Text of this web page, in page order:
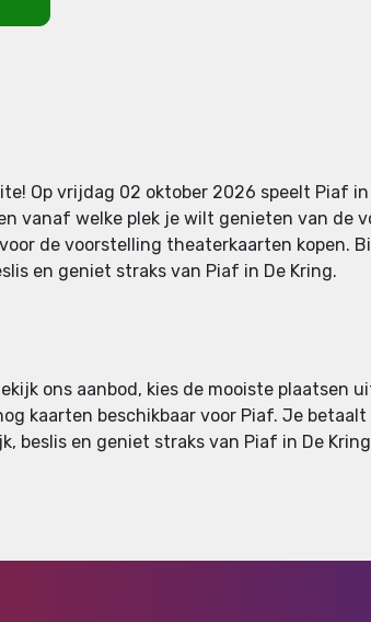
Op vrijdag 02 oktober 2026 speelt Piaf
vanaf welke plek je wilt genieten van de
de voorstelling theaterkaarten kopen.
en geniet straks van Piaf in De Kring.
ons aanbod, kies de mooiste plaatsen
kaarten beschikbaar voor Piaf. Je
beslis en geniet straks van Piaf in De